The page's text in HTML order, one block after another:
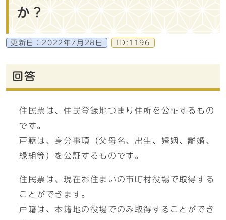
か？
更新日： 2022年7月28日 ID:1196
回答
住民票は、住民登録地つまり住所を公証するもの
です。
戸籍は、身分事項（父母名、出生、婚姻、離婚、
縁組等）を公証するものです。
住民票は、現在お住まいの市町村役場で取得する
ことができます。
戸籍は、本籍地の役場でのみ取得することができ